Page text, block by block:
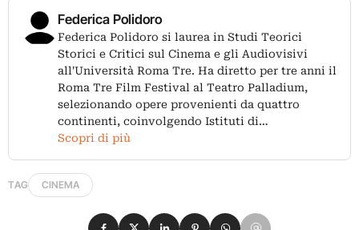
Federica Polidoro
Federica Polidoro si laurea in Studi Teorici
Storici e Critici sul Cinema e gli Audiovisivi
all'Università Roma Tre. Ha diretto per tre anni il
Roma Tre Film Festival al Teatro Palladium,
selezionando opere provenienti da quattro
continenti, coinvolgendo Istituti di…
Scopri di più
TAG CINEMA
Condividi su Facebook
Condividi su X
Condividi su LinkedIn
Condividi su Pinterest
Condividi su WhatsApp
Condividi su Email